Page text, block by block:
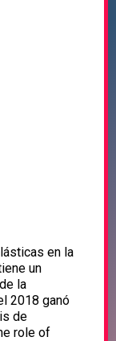
en la
un
la
2018 ganó
de
role of